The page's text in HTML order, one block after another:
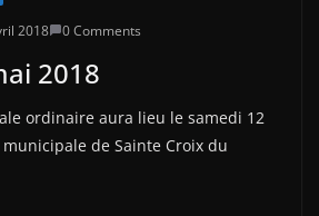
2018 0 Comments
2018
ordinaire aura lieu le samedi 12
de Sainte Croix du